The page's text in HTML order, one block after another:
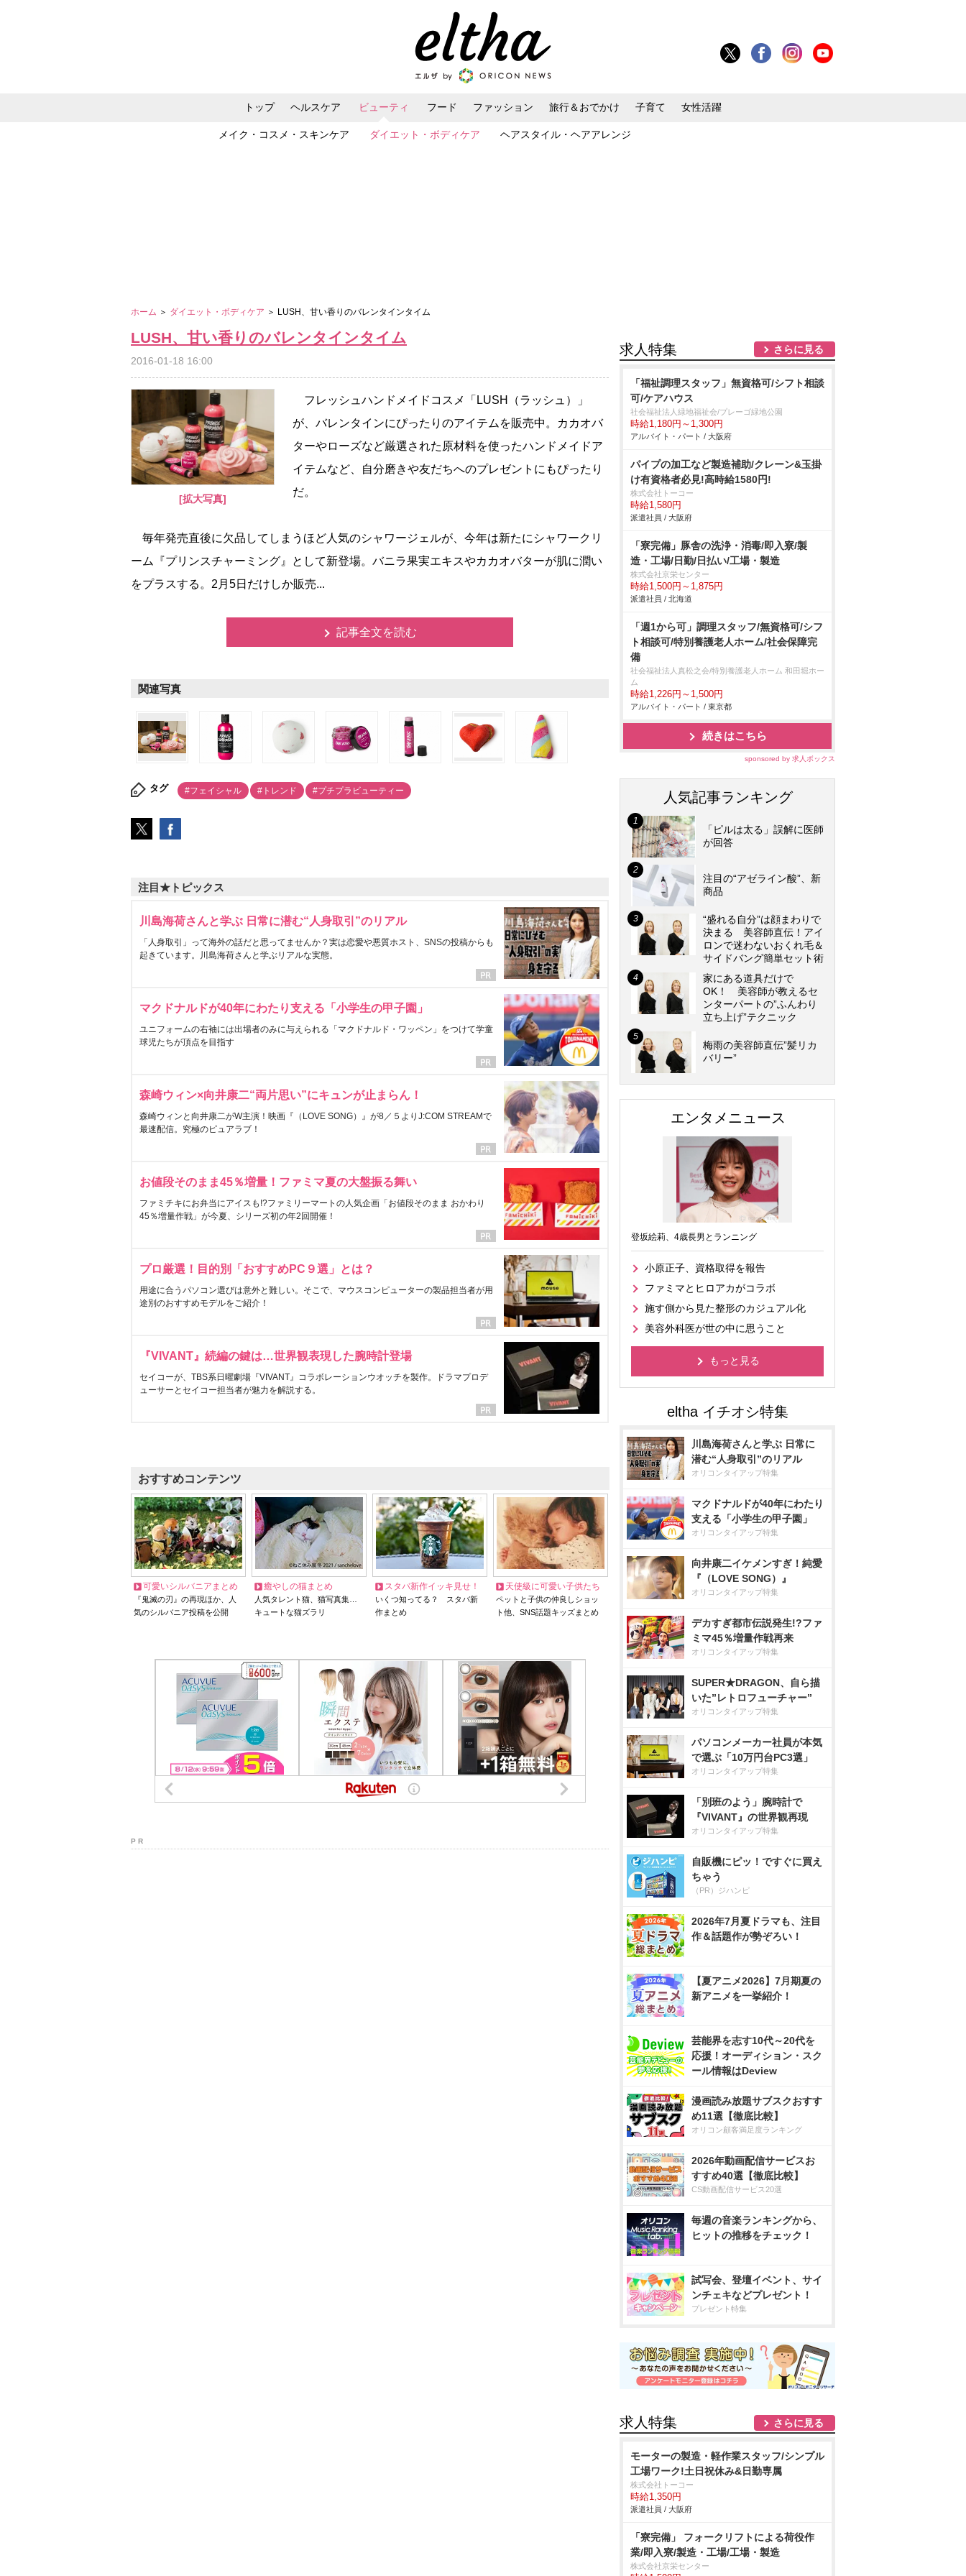
トップ ヘルスケア ビューティ
メイク・コスメ・スキンケア ダイエット・ボディケア ヘアスタイル・ヘアアレンジ
フード ファッション 旅行＆おでかけ 子育て 女性活躍
ホーム ＞ ダイエット・ボディケア ＞ LUSH、甘い香りのバレンタインタイム
LUSH、甘い香りのバレンタインタイム
2016-01-18 16:00
[拡大写真]
フレッシュハンドメイドコスメ「LUSH（ラッシュ）」
が、バレンタインにぴったりのアイテムを販売中。カカオバ
ターやローズなど厳選された原材料を使ったハンドメイドア
イテムなど、自分磨きや友だちへのプレゼントにもぴったり
だ。
毎年発売直後に欠品してしまうほど人気のシャワージェルが、今年は新たにシャワークリ
ーム『プリンスチャーミング』として新登場。バニラ果実エキスやカカオバターが肌に潤い
をプラスする。2月5日だけしか販売...
記事全文を読む
関連写真
タグ #フェイシャル #トレンド #プチプラビューティー
注目★トピックス
川島海荷さんと学ぶ 日常に潜む“人身取引”のリアル
「人身取引」って海外の話だと思ってませんか？実は恋愛や悪質ホスト、SNSの投稿からも
起きています。川島海荷さんと学ぶリアルな実態。
マクドナルドが40年にわたり支える「小学生の甲子園」
ユニフォームの右袖には出場者のみに与えられる「マクドナルド・ワッペン」をつけて学童
球児たちが頂点を目指す
森崎ウィン×向井康二“両片思い”にキュンが止まらん！
森崎ウィンと向井康二がW主演！映画『（LOVE SONG）』が8／５よりJ:COM STREAMで
最速配信。究極のピュアラブ！
お値段そのまま45％増量！ファミマ夏の大盤振る舞い
ファミチキにお弁当にアイスも!?ファミリーマートの人気企画「お値段そのまま おかわり
45％増量作戦」が今夏、シリーズ初の年2回開催！
プロ厳選！目的別「おすすめPC９選」とは？
用途に合うパソコン選びは意外と難しい。そこで、マウスコンピューターの製品担当者が用
途別のおすすめモデルをご紹介！
『VIVANT』続編の鍵は…世界観表現した腕時計登場
セイコーが、TBS系日曜劇場『VIVANT』コラボレーションウオッチを製作。ドラマプロデ
ューサーとセイコー担当者が魅力を解説する。
おすすめコンテンツ
可愛いシルバニアまとめ
『鬼滅の刃』の再現ほか、人
気のシルバニア投稿を公開
癒やしの猫まとめ
人気タレント猫、猫写真集…
キュートな猫ズラリ
スタバ新作イッキ見せ！
いくつ知ってる？ スタバ新
作まとめ
天使級に可愛い子供たち
ペットと子供の仲良しショッ
ト他、SNS話題キッズまとめ
P R
求人特集 さらに見る
「福祉調理スタッフ」無資格可/シフト相談
可/ケアハウス
社会福祉法人緑地福祉会/プレーゴ緑地公園
時給1,180円～1,300円
アルバイト・パート / 大阪府
パイプの加工など製造補助/クレーン&玉掛
け有資格者必見!高時給1580円!
株式会社トーコー
時給1,580円
派遣社員 / 大阪府
「寮完備」豚舎の洗浄・消毒/即入寮/製
造・工場/日勤/日払い/工場・製造
株式会社京栄センター
時給1,500円～1,875円
派遣社員 / 北海道
「週1から可」調理スタッフ/無資格可/シフ
ト相談可/特別養護老人ホーム/社会保障完
備
社会福祉法人真松之会/特別養護老人ホーム 和田堀ホー
ム
時給1,226円～1,500円
アルバイト・パート / 東京都
続きはこちら
sponsored by 求人ボックス
人気記事ランキング
「ピルは太る」誤解に医師
が回答
注目の“アゼライン酸”、新
商品
“盛れる自分”は顔まわりで
決まる 美容師直伝！アイ
ロンで迷わないおくれ毛＆
サイドバング簡単セット術
家にある道具だけで
OK！ 美容師が教えるセ
ンターパートの”ふんわり
立ち上げ”テクニック
梅雨の美容師直伝”髪リカ
バリー”
エンタメニュース
登坂絵莉、4歳長男とランニング
小原正子、資格取得を報告
ファミマとヒロアカがコラボ
施す側から見た整形のカジュアル化
美容外科医が世の中に思うこと
もっと見る
川島海荷さんと学ぶ 日常に
潜む“人身取引”のリアル
オリコンタイアップ特集
マクドナルドが40年にわたり
支える「小学生の甲子園」
オリコンタイアップ特集
向井康二イケメンすぎ！純愛
『（LOVE SONG）』
オリコンタイアップ特集
デカすぎ都市伝説発生!?ファ
ミマ45％増量作戦再来
オリコンタイアップ特集
SUPER★DRAGON、自ら描
いた”レトロフューチャー”
オリコンタイアップ特集
パソコンメーカー社員が本気
で選ぶ「10万円台PC3選」
オリコンタイアップ特集
「別班のよう」腕時計で
『VIVANT』の世界観再現
オリコンタイアップ特集
自販機にピッ！ですぐに買え
ちゃう
（PR）ジハンピ
2026年7月夏ドラマも、注目
作＆話題作が勢ぞろい！
【夏アニメ2026】7月期夏の
新アニメを一挙紹介！
芸能界を志す10代～20代を
応援！オーディション・スク
ール情報はDeview
漫画読み放題サブスクおすす
め11選【徹底比較】
オリコン顧客満足度ランキング
2026年動画配信サービスお
すすめ40選【徹底比較】
CS動画配信サービス20選
毎週の音楽ランキングから、
ヒットの推移をチェック！
試写会、登壇イベント、サイ
ンチェキなどプレゼント！
プレゼント特集
求人特集 さらに見る
モーターの製造・軽作業スタッフ/シンプル
工場ワーク!土日祝休み&日勤専属
株式会社トーコー
時給1,350円
派遣社員 / 大阪府
「寮完備」 フォークリフトによる荷役作
業/即入寮/製造・工場/工場・製造
株式会社京栄センター